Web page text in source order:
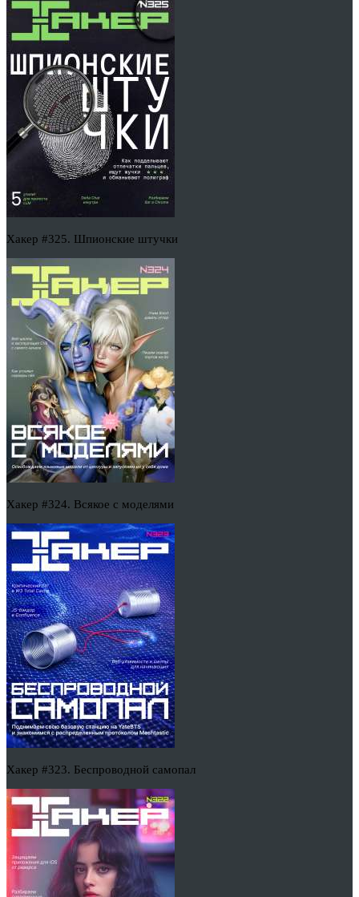
Хакер #325. Шпионские штучки
Хакер #324. Всякое с моделями
Хакер #323. Беспроводной самопал